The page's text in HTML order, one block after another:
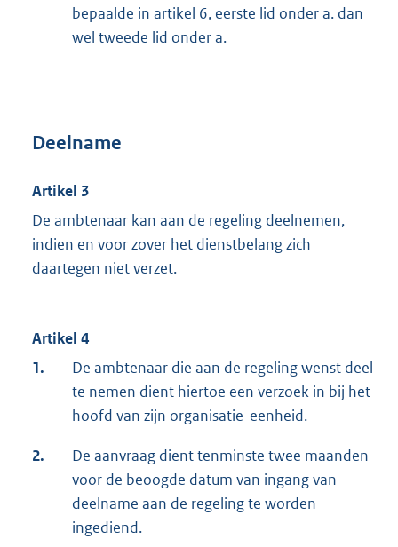
bepaalde in artikel 6, eerste lid onder a. dan
wel tweede lid onder a.
Deelname
Artikel 3
De ambtenaar kan aan de regeling deelnemen,
indien en voor zover het dienstbelang zich
daartegen niet verzet.
Artikel 4
1.
De ambtenaar die aan de regeling wenst deel
te nemen dient hiertoe een verzoek in bij het
hoofd van zijn organisatie-eenheid.
2.
De aanvraag dient tenminste twee maanden
voor de beoogde datum van ingang van
deelname aan de regeling te worden
ingediend.